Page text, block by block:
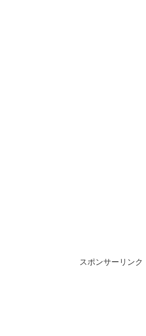
スポンサーリンク